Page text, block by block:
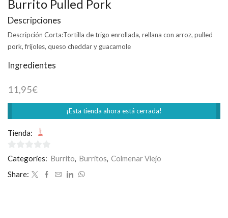
Burrito Pulled Pork
Descripciones
Descripción Corta:Tortilla de trigo enrollada, rellana con arroz, pulled
pork, frijoles, queso cheddar y guacamole
Ingredientes
11,95€
¡Esta tienda ahora está cerrada!
Tienda:
0
5
Categories: Burrito Burritos Colmenar Viejo
Share: